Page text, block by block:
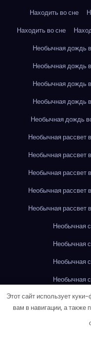
Находить во сне
Находить во сне
Необычная дождь
Необычная дождь
Необычная дождь
Необычная дождь
Необычная дождь
Необычная рассвет
Необычная рассвет
Необычная рассвет
Необычная рассвет
Необычная рассвет
Необычная
Необычная
Необычная
Необычная
Необычная
Необычная
Необычная
Этот сайт использует
вам в навигации, а также